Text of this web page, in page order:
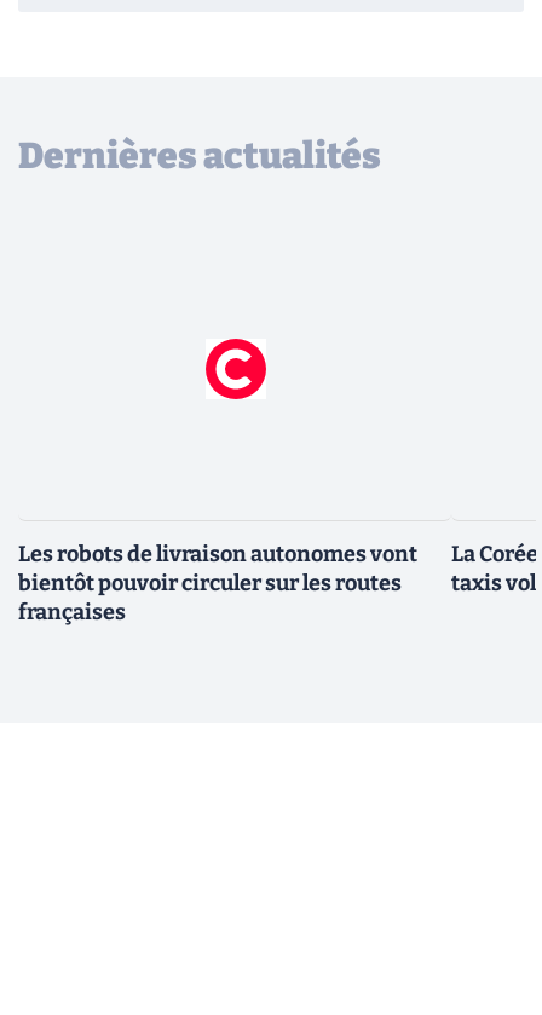
Dernières actualités
Les robots de livraison autonomes vont
bientôt pouvoir circuler sur les routes
françaises
La
taxis